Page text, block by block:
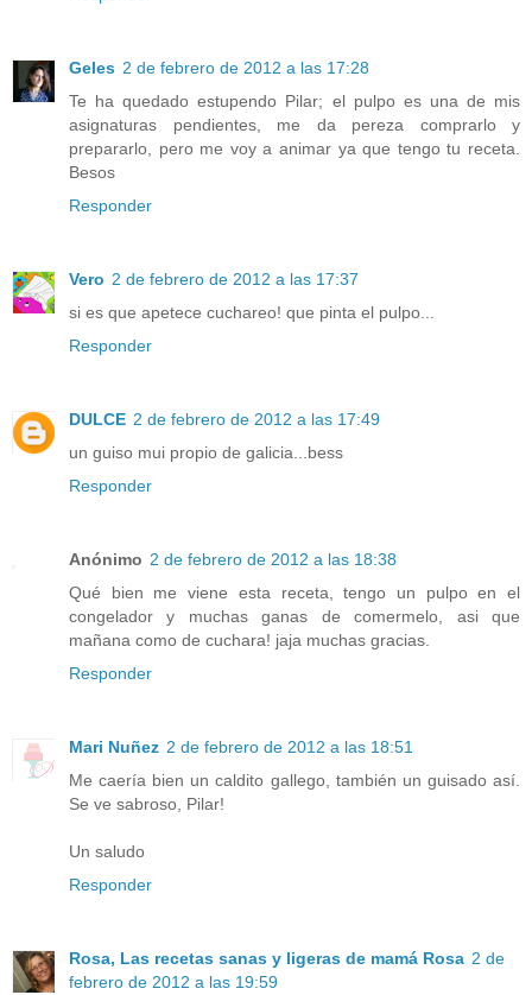
Geles 2 de febrero de 2012 a las 17:28
Te ha quedado estupendo Pilar; el pulpo es una de mis
asignaturas pendientes, me da pereza comprarlo y
prepararlo, pero me voy a animar ya que tengo tu receta.
Besos
Responder
Vero 2 de febrero de 2012 a las 17:37
si es que apetece cuchareo! que pinta el pulpo...
Responder
DULCE 2 de febrero de 2012 a las 17:49
un guiso mui propio de galicia...bess
Responder
Anónimo 2 de febrero de 2012 a las 18:38
Qué bien me viene esta receta, tengo un pulpo en el
congelador y muchas ganas de comermelo, asi que
mañana como de cuchara! jaja muchas gracias.
Responder
Mari Nuñez 2 de febrero de 2012 a las 18:51
Me caería bien un caldito gallego, también un guisado así.
Se ve sabroso, Pilar!
Un saludo
Responder
Rosa, Las recetas sanas y ligeras de mamá Rosa 2 de
febrero de 2012 a las 19:59